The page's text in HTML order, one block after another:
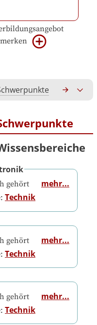
merken
gehört
Technik
mehr...
gehört
Technik
mehr...
gehört
Technik
mehr...